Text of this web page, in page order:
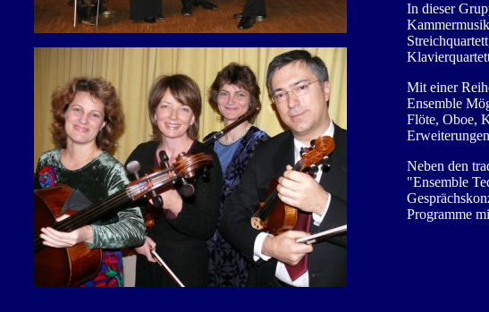
In dieser
Mit einer
Ensemble
Flöte, Oboe,
Neben den
"Ensemble
Programme